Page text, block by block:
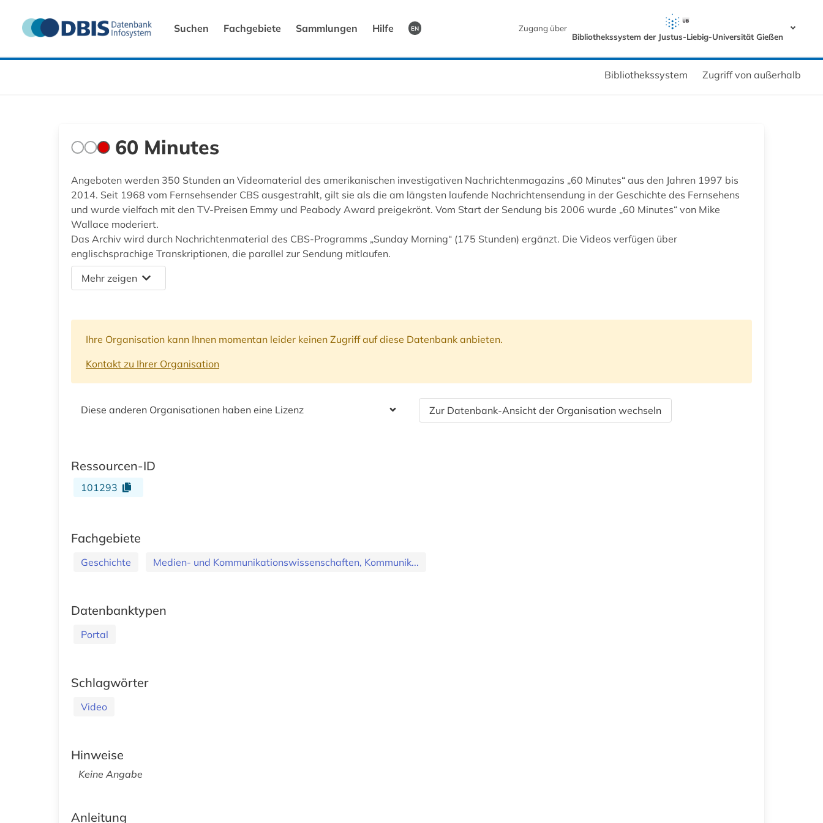
Suchen Fachgebiete Sammlungen Hilfe EN
Zugang über
Bibliothekssystem der Justus-Liebig-Universität Gießen
Bibliothekssystem Zugriff von außerhalb
60 Minutes
Angeboten werden 350 Stunden an Videomaterial des amerikanischen investigativen Nachrichtenmagazins „60 Minutes“ aus den Jahren 1997 bis
2014. Seit 1968 vom Fernsehsender CBS ausgestrahlt, gilt sie als die am längsten laufende Nachrichtensendung in der Geschichte des Fernsehens
und wurde vielfach mit den TV-Preisen Emmy und Peabody Award preigekrönt. Vom Start der Sendung bis 2006 wurde „60 Minutes“ von Mike
Wallace moderiert.
Das Archiv wird durch Nachrichtenmaterial des CBS-Programms „Sunday Morning“ (175 Stunden) ergänzt. Die Videos verfügen über
englischsprachige Transkriptionen, die parallel zur Sendung mitlaufen.
Mehr zeigen
Ihre Organisation kann Ihnen momentan leider keinen Zugriff auf diese Datenbank anbieten.
Kontakt zu Ihrer Organisation
Diese anderen Organisationen haben eine Lizenz Zur Datenbank-Ansicht der Organisation wechseln
Ressourcen-ID
101293
Fachgebiete
Geschichte Medien- und Kommunikationswissenschaften, Kommunik...
Datenbanktypen
Portal
Schlagwörter
Video
Hinweise
Keine Angabe
Anleitung